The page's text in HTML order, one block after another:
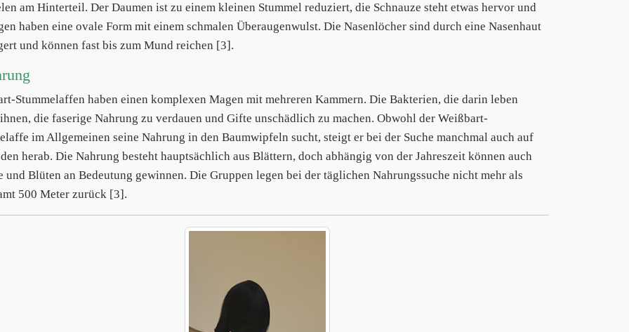
am Hinterteil. Der Daumen ist zu einem kleinen Stummel reduziert, die Schnauze steht etwas hervor und
haben eine ovale Form mit einem schmalen Überaugenwulst. Die Nasenlöcher sind durch eine Nasenhaut
und können fast bis zum Mund reichen [3].
Stummelaffen haben einen komplexen Magen mit mehreren Kammern. Die Bakterien, die darin leben
die faserige Nahrung zu verdauen und Gifte unschädlich zu machen. Obwohl der Weißbart-
im Allgemeinen seine Nahrung in den Baumwipfeln sucht, steigt er bei der Suche manchmal auch auf
herab. Die Nahrung besteht hauptsächlich aus Blättern, doch abhängig von der Jahreszeit können auch
und Blüten an Bedeutung gewinnen. Die Gruppen legen bei der täglichen Nahrungssuche nicht mehr als
500 Meter zurück [3].